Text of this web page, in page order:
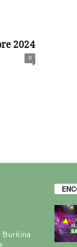
2024
0
Burkina